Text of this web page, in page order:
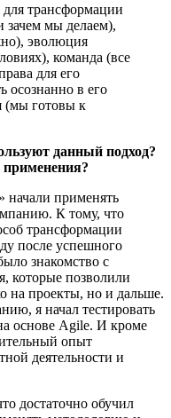
трансформации
зачем мы делаем),
эволюция
команда (все
для его
осознанно в его
(мы готовы к
данный подход?
применения?
начали применять
К тому, что
трансформации
после успешного
знакомство с
которые позволили
на проекты, но и дальше.
я начал тестировать
основе Agile. И кроме
опыт
деятельности и
достаточно обучил